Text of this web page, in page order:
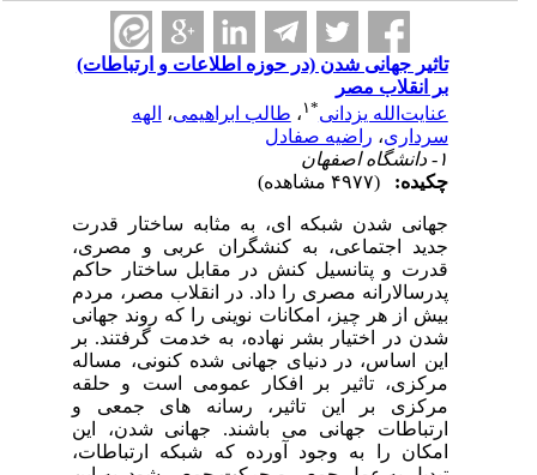
تاثیر جهانی شدن (در حوزه اطلاعات و ارتباطات)
بر انقلاب مصر
عنایت‌الله یزدانی
۱،طالب ابراهیمی،الهه
سرداری،راضیه صفادل
چکیده:
جهانی شدن شبکه ای، به مثابه ساختار قدرت
جدید اجتماعی، به کنشگران عربی و مصری،
قدرت و پتانسیل کنش در مقابل ساختار حاکم
پدرسالارانه مصری را داد. در انقلاب مصر، مردم
بیش از هر چیز، امکانات نوینی را که روند جهانی
شدن در اختیار بشر نهاده، به خدمت گرفتند. بر
این اساس، در دنیای جهانی شده کنونی، مساله
مرکزی، تاثیر بر افکار عمومی است و حلقه
مرکزی بر این تاثیر، رسانه های جمعی و
ارتباطات جهانی می باشند. جهانی شدن، این
امکان را به وجود آورده که شبکه ارتباطات،